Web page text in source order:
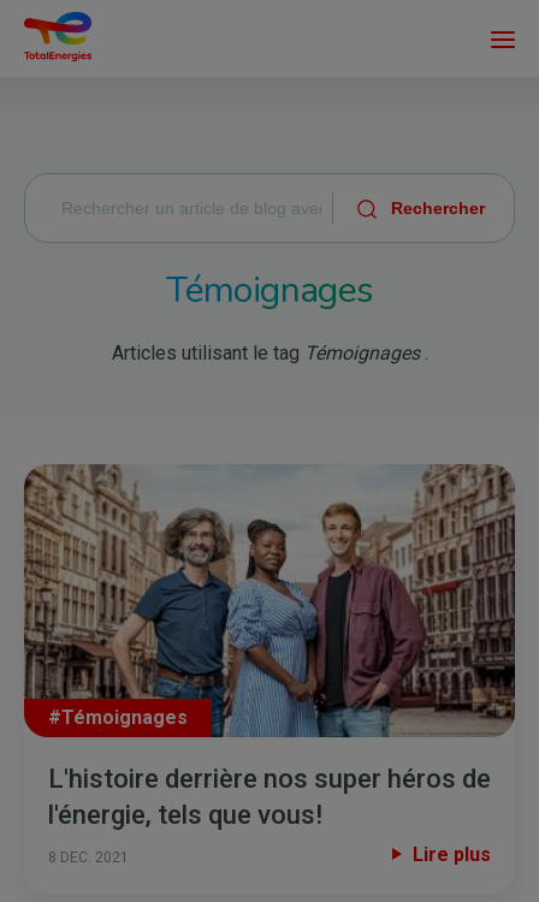
Aller
Témoignages
Articles utilisant le tag Témoignages .
#Témoignages
L'histoire derrière nos super héros de
l'énergie, tels que vous!
8 DEC. 2021 Lire plus